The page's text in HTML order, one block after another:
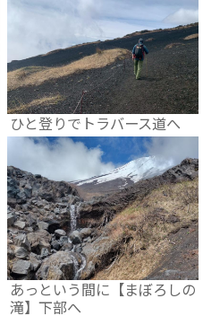
ひと登りでトラバース道へ
あっという間に【まぼろしの
滝】下部へ